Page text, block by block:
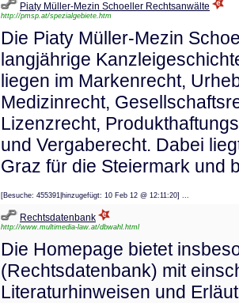
Piaty Müller-Mezin Schoeller Rechtsanwälte
http://pmsp.at/spezialgebiete.htm
Die Piaty Müller-Mezin
langjährige
liegen im Markenrecht,
Medizinrecht,
Lizenzrecht,
und Vergaberecht. Dabei
Graz für die Steiermark und
[Besuche: 455391|hinzugefügt: 10 Feb 12 @ 12:11:20] ...
Rechtsdatenbank
http://www.multimedia-law.at/dbwahl.html
Die Homepage bietet
(Rechtsdatenbank) mit
Literaturhinweisen und